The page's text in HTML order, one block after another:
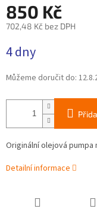
850 Kč
702,48 Kč bez DPH
cena:
4 dny
Můžeme doručit do:
Originální olejová pumpa
Detailní informace